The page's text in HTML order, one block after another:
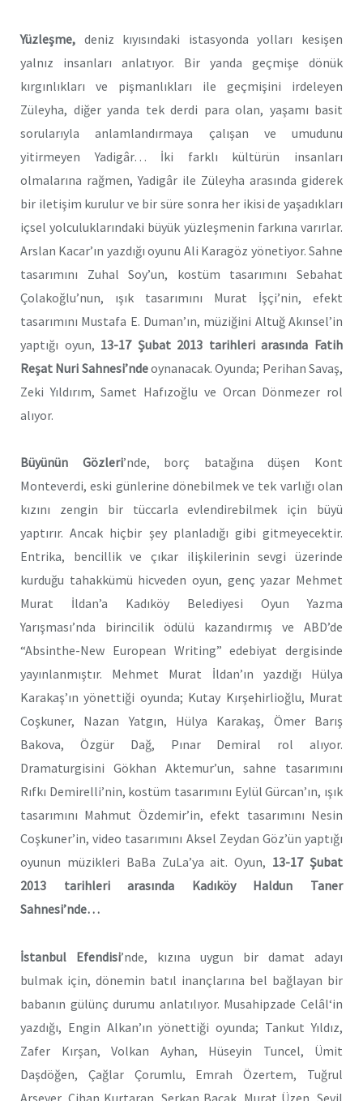
Yüzleşme, deniz kıyısındaki istasyonda yolları kesişen
yalnız insanları anlatıyor. Bir yanda geçmişe dönük
kırgınlıkları ve pişmanlıkları ile geçmişini irdeleyen
Züleyha, diğer yanda tek derdi para olan, yaşamı basit
sorularıyla anlamlandırmaya çalışan ve umudunu
yitirmeyen Yadigâr… İki farklı kültürün insanları
olmalarına rağmen, Yadigâr ile Züleyha arasında giderek
bir iletişim kurulur ve bir süre sonra her ikisi de yaşadıkları
içsel yolculuklarındaki büyük yüzleşmenin farkına varırlar.
Arslan Kacar’ın yazdığı oyunu Ali Karagöz yönetiyor. Sahne
tasarımını Zuhal Soy’un, kostüm tasarımını Sebahat
Çolakoğlu’nun, ışık tasarımını Murat İşçi’nin, efekt
tasarımını Mustafa E. Duman’ın, müziğini Altuğ Akınsel’in
yaptığı oyun, 13-17 Şubat 2013 tarihleri arasında Fatih
Reşat Nuri Sahnesi’ndeoynanacak. Oyunda; Perihan Savaş,
Zeki Yıldırım, Samet Hafızoğlu ve Orcan Dönmezer rol
alıyor.
Büyünün Gözleri’nde, borç batağına düşen Kont
Monteverdi, eski günlerine dönebilmek ve tek varlığı olan
kızını zengin bir tüccarla evlendirebilmek için büyü
yaptırır. Ancak hiçbir şey planladığı gibi gitmeyecektir.
Entrika, bencillik ve çıkar ilişkilerinin sevgi üzerinde
kurduğu tahakkümü hicveden oyun, genç yazar Mehmet
Murat İldan’a Kadıköy Belediyesi Oyun Yazma
Yarışması’nda birincilik ödülü kazandırmış ve ABD’de
“Absinthe-New European Writing” edebiyat dergisinde
yayınlanmıştır. Mehmet Murat İldan’ın yazdığı Hülya
Karakaş’ın yönettiği oyunda; Kutay Kırşehirlioğlu, Murat
Coşkuner, Nazan Yatgın, Hülya Karakaş, Ömer Barış
Bakova, Özgür Dağ, Pınar Demiral rol alıyor.
Dramaturgisini Gökhan Aktemur’un, sahne tasarımını
Rıfkı Demirelli’nin, kostüm tasarımını Eylül Gürcan’ın, ışık
tasarımını Mahmut Özdemir’in, efekt tasarımını Nesin
Coşkuner’in, video tasarımını Aksel Zeydan Göz’ün yaptığı
oyunun müzikleri BaBa ZuLa’ya ait. Oyun, 13-17 Şubat
2013 tarihleri arasında Kadıköy Haldun Taner
Sahnesi’nde…
İstanbul Efendisi’nde, kızına uygun bir damat adayı
bulmak için, dönemin batıl inançlarına bel bağlayan bir
babanın gülünç durumu anlatılıyor. Musahipzade Celâl‘in
yazdığı, Engin Alkan’ın yönettiği oyunda; Tankut Yıldız,
Zafer Kırşan, Volkan Ayhan, Hüseyin Tuncel, Ümit
Daşdöğen, Çağlar Çorumlu, Emrah Özertem, Tuğrul